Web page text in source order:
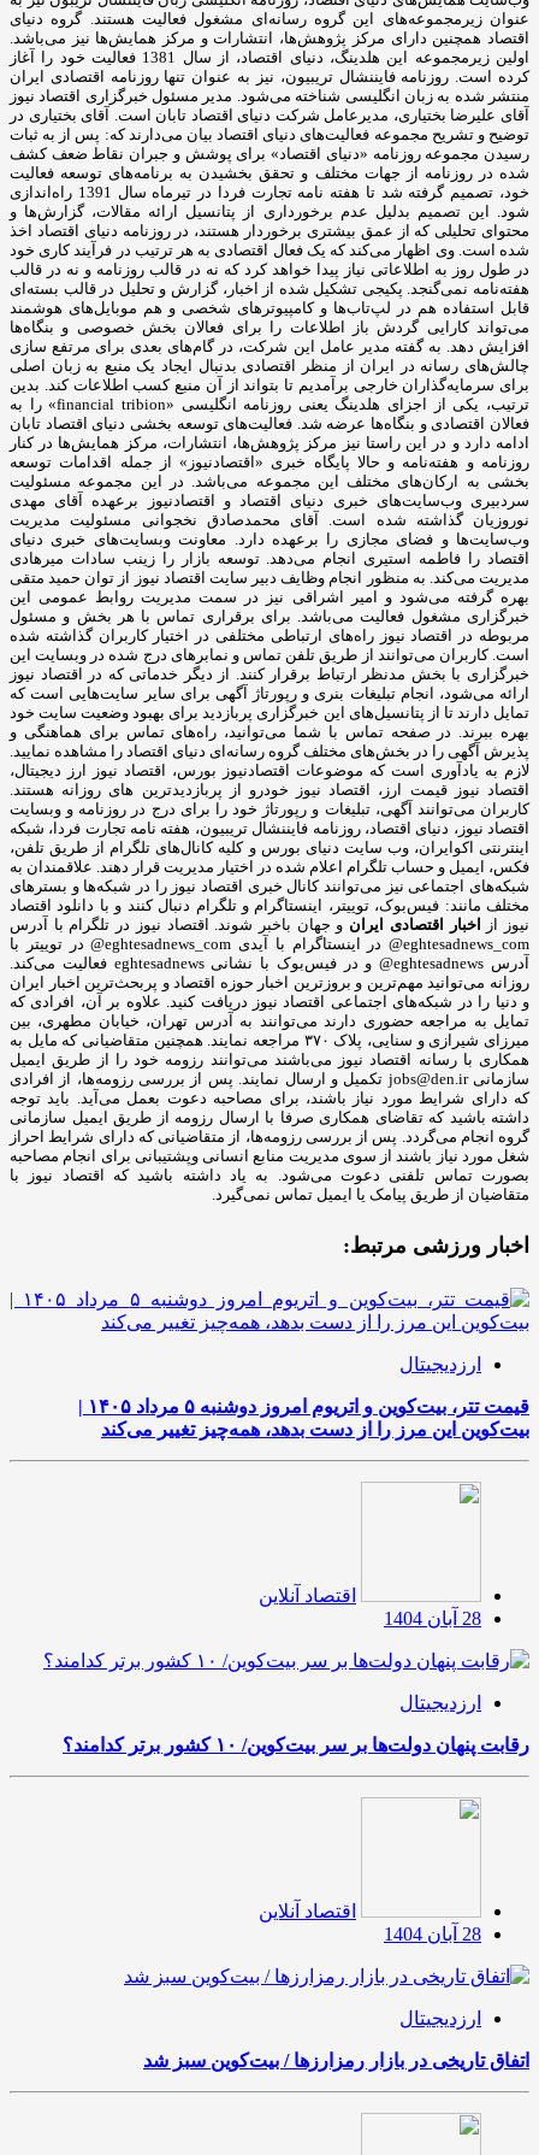
عنوان زیرمجموعه‌های این گروه رسانه‌ای مشغول فعالیت هستند. گروه دنیای
اقتصاد همچنین دارای مرکز پژوهش‌ها، انتشارات و مرکز همایش‌ها نیز می‌باشد.
اولین زیرمجموعه این هلدینگ، دنیای اقتصاد، از سال 1381 فعالیت خود را آغاز
کرده است. روزنامه فایننشال تریبیون، نیز به عنوان تنها روزنامه اقتصادی ایران
منتشر شده به زبان انگلیسی شناخته می‌شود. مدیر مسئول خبرگزاری اقتصاد نیوز
آقای علیرضا بختیاری، مدیرعامل شرکت دنیای اقتصاد تابان است. آقای بختیاری در
توضیح و تشریح مجموعه فعالیت‌های دنیای اقتصاد بیان می‌دارند که: پس از به ثبات
رسیدن مجموعه روزنامه «دنیای اقتصاد» برای پوشش و جبران نقاط ضعف کشف
شده در روزنامه از جهات مختلف و تحقق بخشیدن به برنامه‌های توسعه فعالیت
خود، تصمیم گرفته شد تا هفته نامه تجارت فردا در تیرماه سال 1391 راه‌اندازی
شود. این تصمیم بدلیل عدم برخورداری از پتانسیل ارائه مقالات، گزارش‌ها و
محتوای تحلیلی که از عمق بیشتری برخوردار هستند، در روزنامه دنیای اقتصاد اخذ
شده است. وی اظهار می‌کند که یک فعال اقتصادی به هر ترتیب در فرآیند کاری خود
در طول روز به اطلاعاتی نیاز پیدا خواهد کرد که نه در قالب روزنامه و نه در قالب
هفته‌نامه نمی‌گنجد. پکیجی تشکیل شده از اخبار، گزارش و تحلیل در قالب بسته‌ای
قابل استفاده هم در لپ‌تاب‌ها و کامپیوترهای شخصی و هم موبایل‌های هوشمند
می‌تواند کارایی گردش باز اطلاعات را برای فعالان بخش خصوصی و بنگاه‌ها
افزایش دهد. به گفته مدیر عامل این شرکت، در گام‌های بعدی برای مرتفع سازی
چالش‌های رسانه در ایران از منظر اقتصادی بدنبال ایجاد یک منبع به زبان اصلی
برای سرمایه‌گذاران خارجی برآمدیم تا بتواند از آن منبع کسب اطلاعات کند. بدین
ترتیب، یکی از اجزای هلدینگ یعنی روزنامه انگلیسی «financial tribion» را به
فعالان اقتصادی و بنگاه‌ها عرضه شد. فعالیت‌های توسعه بخشی دنیای اقتصاد تابان
ادامه دارد و در این راستا نیز مرکز پژوهش‌ها، انتشارات، مرکز همایش‌ها در کنار
روزنامه و هفته‌نامه و حالا پایگاه خبری «اقتصادنیوز» از جمله اقدامات توسعه
بخشی به ارکان‌های مختلف این مجموعه می‌باشد. در این مجموعه مسئولیت
سردبیری وب‌سایت‌های خبری دنیای اقتصاد و اقتصادنیوز برعهده آقای مهدی
نوروزیان گذاشته شده است. آقای محمدصادق نخجوانی مسئولیت مدیریت
وب‌سایت‌ها و فضای مجازی را برعهده دارد. معاونت وبسایت‌های خبری دنیای
اقتصاد را فاطمه استیری انجام می‌دهد. توسعه بازار را زینب سادات میرهادی
مدیریت می‌کند. به منظور انجام وظایف دبیر سایت اقتصاد نیوز از توان حمید متقی
بهره گرفته می‌شود و امیر اشراقی نیز در سمت مدیریت روابط عمومی این
خبرگزاری مشغول فعالیت می‌باشد. برای برقراری تماس با هر بخش و مسئول
مربوطه در اقتصاد نیوز راه‌های ارتباطی مختلفی در اختیار کاربران گذاشته شده
است. کاربران می‌توانند از طریق تلفن تماس و نمابرهای درج شده در وبسایت این
خبرگزاری با بخش مدنظر ارتباط برقرار کنند. از دیگر خدماتی که در اقتصاد نیوز
ارائه می‌شود، انجام تبلیغات بنری و رپورتاژ آگهی برای سایر سایت‌هایی است که
تمایل دارند تا از پتانسیل‌های این خبرگزاری پربازدید برای بهبود وضعیت سایت خود
بهره ببرند. در صفحه تماس با شما می‌توانید، راه‌های تماس برای هماهنگی و
پذیرش آگهی را در بخش‌های مختلف گروه رسانه‌ای دنیای اقتصاد را مشاهده نمایید.
لازم به یادآوری است که موضوعات اقتصادنیوز بورس، اقتصاد نیوز ارز دیجیتال،
اقتصاد نیوز قیمت ارز، اقتصاد نیوز خودرو از پربازدیدترین های روزانه هستند.
کاربران می‌توانند آگهی، تبلیغات و رپورتاژ خود را برای درج در روزنامه و وبسایت
اقتصاد نیوز، دنیای اقتصاد، روزنامه فایننشال تریبیون، هفته نامه تجارت فردا، شبکه
اینترنتی اکوایران، وب سایت دنیای بورس و کلیه کانال‌های تلگرام از طریق تلفن،
فکس، ایمیل و حساب تلگرام اعلام شده در اختیار مدیریت قرار دهند. علاقمندان به
شبکه‎‌های اجتماعی نیز می‌توانند کانال خبری اقتصاد نیوز را در شبکه‌ها و بسترهای
مختلف مانند: فیس‌بوک، توییتر، اینستاگرام و تلگرام دنبال کنند و با دانلود اقتصاد
نیوز از اخبار اقتصادی ایران و جهان باخبر شوند. اقتصاد نیوز در تلگرام با آدرس
eghtesadnews_com@ در اینستاگرام با آیدی eghtesadnews_com@ در توییتر با
آدرس eghtesadnews@ و در فیس‌بوک با نشانی eghtesadnews فعالیت می‌کند.
روزانه می‌توانید مهم‌ترین و بروزترین اخبار حوزه اقتصاد و پربحث‌ترین اخبار ایران
و دنیا را در شبکه‌های اجتماعی اقتصاد نیوز دریافت کنید. علاوه بر آن، افرادی که
تمایل به مراجعه حضوری دارند می‌توانند به آدرس تهران، خیابان مطهری، بین
میرزای شیرازی و سنایی، پلاک ۳۷۰ مراجعه نمایند. همچنین متقاضیانی که مایل به
همکاری با رسانه‌ اقتصاد نیوز می‌باشند می‌توانند رزومه خود را از طریق ایمیل
سازمانی jobs@den.ir تکمیل و ارسال نمایند. پس از بررسی رزومه‌ها، از افرادی
که دارای شرایط مورد نیاز باشند، برای مصاحبه دعوت بعمل می‌آید. باید توجه
داشته باشید که تقاضای همکاری صرفا با ارسال رزومه از طریق ایمیل سازمانی
گروه انجام می‌گردد. پس از بررسی رزومه‌ها، از متقاضیانی که دارای شرایط احراز
شغل مورد نیاز باشند از سوی مدیریت منابع انسانی وپشتیبانی برای انجام مصاحبه
بصورت تماس تلفنی دعوت می‌شود. به یاد داشته باشید که اقتصاد نیوز با
متقاضیان از طریق پیامک یا ایمیل تماس نمی‌گیرد.
اخبار ورزشی مرتبط:
ارزدیجیتال
قیمت تتر، بیت‌کوین و اتریوم امروز دوشنبه ۵ مرداد ۱۴۰۵ |
بیت‌کوین این مرز را از دست بدهد، همه‌چیز تغییر می‌کند
اقتصاد آنلاین
28 آبان 1404
ارزدیجیتال
رقابت پنهان دولت‌ها بر سر بیت‌کوین/ ۱۰ کشور برتر کدامند؟
اقتصاد آنلاین
28 آبان 1404
ارزدیجیتال
اتفاق تاریخی در بازار رمزارزها / بیت‌کوین سبز شد